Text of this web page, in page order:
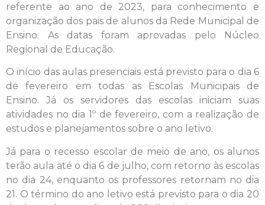
referente ao ano de 2023, para conhecimento e
organização dos pais de alunos da Rede Municipal de
Ensino. As datas foram aprovadas pelo Núcleo
Regional de Educação.
O início das aulas presenciais está previsto para o dia 6
de fevereiro em todas as Escolas Municipais de
Ensino. Já os servidores das escolas iniciam suas
atividades no dia 1º de fevereiro, com a realização de
estudos e planejamentos sobre o ano letivo.
Já para o recesso escolar de meio de ano, os alunos
terão aula até o dia 6 de julho, com retorno às escolas
no dia 24, enquanto os professores retornam no dia
21. O término do ano letivo está previsto para o dia 20